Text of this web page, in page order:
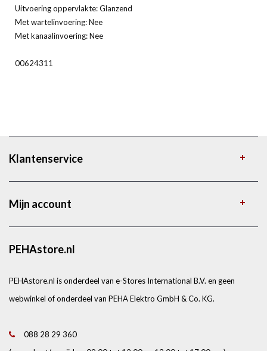
Uitvoering oppervlakte: Glanzend
Met wartelinvoering: Nee
Met kanaalinvoering: Nee
00624311
Klantenservice
Mijn account
PEHAstore.nl
PEHAstore.nl is onderdeel van e-Stores International B.V. en geen
webwinkel of onderdeel van PEHA Elektro GmbH & Co. KG.
088 28 29 360